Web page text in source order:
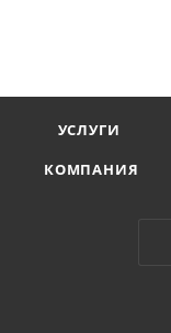
УСЛУГИ
КОМПАНИЯ